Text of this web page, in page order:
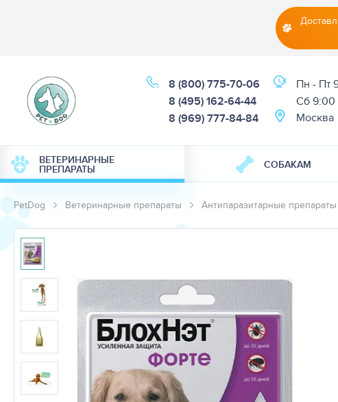
8 (800) 775-70-06
8 (495) 162-64-44
8 (969) 777-84-84
Пн - Пт
Cб 9:00
Москва
ВЕТЕРИНАРНЫЕ
ПРЕПАРАТЫ СОБАКАМ
PetDog Ветеринарные препараты Антипаразитарные препараты